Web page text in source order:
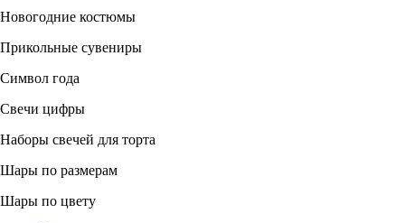
Новогодние костюмы
Прикольные сувениры
Символ года
Свечи цифры
Наборы свечей для торта
Шары по размерам
Шары по цвету